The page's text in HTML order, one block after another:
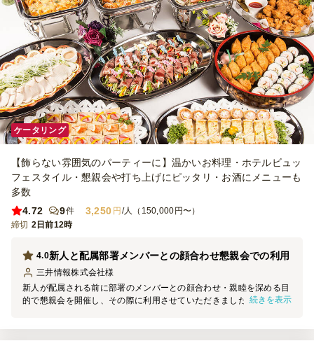
ケータリング
【飾らない雰囲気のパーティーに】温かいお料理・ホテルビュッ
フェスタイル・懇親会や打ち上げにピッタリ・お酒にメニューも
多数
4.72
9件 3,250 円/人（150,000円〜）
締切 2日前12時
新人と配属部署メンバーとの顔合わせ懇親会での利用
4.0
三井情報株式会社様
新人が配属される前に部署のメンバーとの顔合わせ・親睦を深める目
的で懇親会を開催し、その際に利用させていただきました。 懇親会
続きを表示